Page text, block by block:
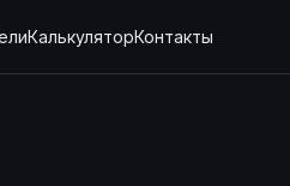
КалькуляторКонтакты